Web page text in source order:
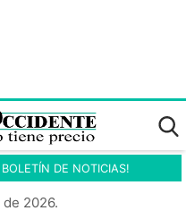
DE NOTICIAS!
2026.